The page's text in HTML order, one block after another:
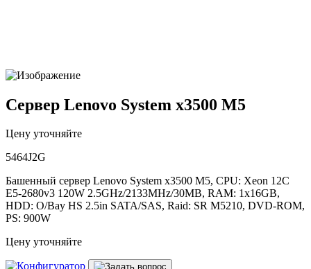
Сервер Lenovo System x3500 M5
Цену уточняйте
5464J2G
Башенный сервер Lenovo System x3500 M5, CPU: Xeon 12C
E5-2680v3 120W 2.5GHz/2133MHz/30MB, RAM: 1x16GB,
HDD: O/Bay HS 2.5in SATA/SAS, Raid: SR M5210, DVD-ROM,
PS: 900W
Цену уточняйте